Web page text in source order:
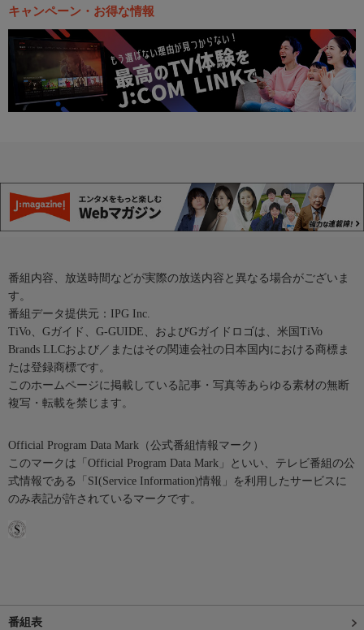
キャンペーン・お得な情報
番組内容、放送時間などが実際の放送内容と異なる場合がございま
す。
番組データ提供元：IPG Inc.
TiVo、Gガイド、G-GUIDE、およびGガイドロゴは、米国TiVo
Brands LLCおよび／またはその関連会社の日本国内における商標ま
たは登録商標です。
このホームページに掲載している記事・写真等あらゆる素材の無断
複写・転載を禁じます。
Official Program Data Mark（公式番組情報マーク）
このマークは「Official Program Data Mark」といい、テレビ番組の公
式情報である「SI(Service Information)情報」を利用したサービスに
のみ表記が許されているマークです。
番組表